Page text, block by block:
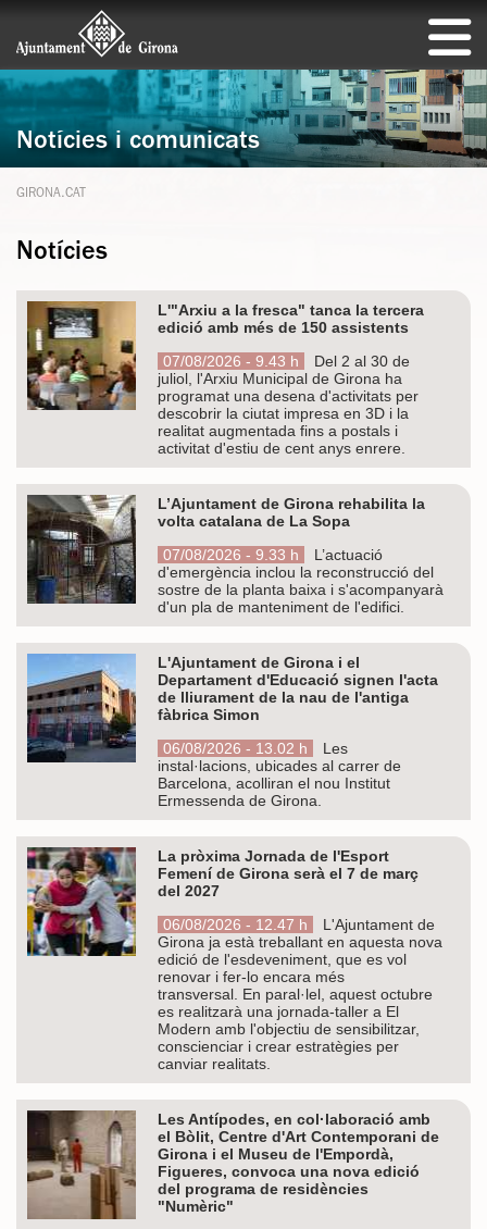
Notícies i comunicats
GIRONA.CAT
Notícies
L'"Arxiu a la fresca" tanca la tercera
edició amb més de 150 assistents
07/08/2026 - 9.43 h
Del 2 al 30 de
juliol, l'Arxiu Municipal de Girona ha
programat una desena d'activitats per
descobrir la ciutat impresa en 3D i la
realitat augmentada fins a postals i
activitat d'estiu de cent anys enrere.
L’Ajuntament de Girona rehabilita la
volta catalana de La Sopa
07/08/2026 - 9.33 h
L’actuació
d'emergència inclou la reconstrucció del
sostre de la planta baixa i s'acompanyarà
d'un pla de manteniment de l'edifici.
L'Ajuntament de Girona i el
Departament d'Educació signen l'acta
de lliurament de la nau de l'antiga
fàbrica Simon
06/08/2026 - 13.02 h
Les
instal·lacions, ubicades al carrer de
Barcelona, acolliran el nou Institut
Ermessenda de Girona.
La pròxima Jornada de l'Esport
Femení de Girona serà el 7 de març
del 2027
06/08/2026 - 12.47 h
L'Ajuntament de
Girona ja està treballant en aquesta nova
edició de l'esdeveniment, que es vol
renovar i fer-lo encara més
transversal. En paral·lel, aquest octubre
es realitzarà una jornada-taller a El
Modern amb l'objectiu de sensibilitzar,
conscienciar i crear estratègies per
canviar realitats.
Les Antípodes, en col·laboració amb
el Bòlit, Centre d'Art Contemporani de
Girona i el Museu de l'Empordà,
Figueres, convoca una nova edició
del programa de residències
"Numèric"